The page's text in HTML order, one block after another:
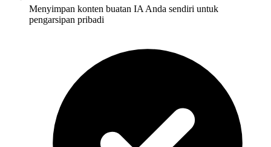
Menyimpan konten buatan IA Anda sendiri untuk
pengarsipan pribadi